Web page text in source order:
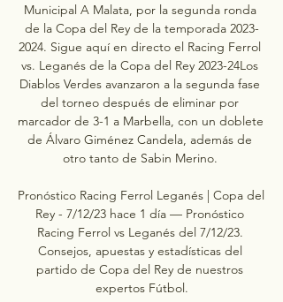
Municipal A Malata, por la segunda ronda
de la Copa del Rey de la temporada 2023-
2024. Sigue aquí en directo el Racing Ferrol
vs. Leganés de la Copa del Rey 2023-24Los
Diablos Verdes avanzaron a la segunda fase
del torneo después de eliminar por
marcador de 3-1 a Marbella, con un doblete
de Álvaro Giménez Candela, además de
otro tanto de Sabin Merino.
Pronóstico Racing Ferrol Leganés | Copa del
Rey - 7/12/23 hace 1 día — Pronóstico
Racing Ferrol vs Leganés del 7/12/23.
Consejos, apuestas y estadísticas del
partido de Copa del Rey de nuestros
expertos Fútbol.